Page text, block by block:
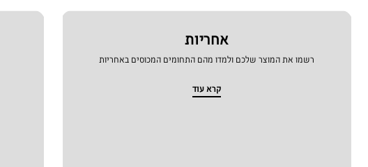
אחריות
רשמו את המוצר שלכם ולמדו מהם התחומים המכוסים באחריות
קרא עוד